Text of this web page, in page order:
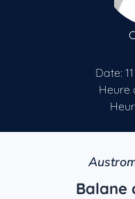
Date:
Heure
Balane